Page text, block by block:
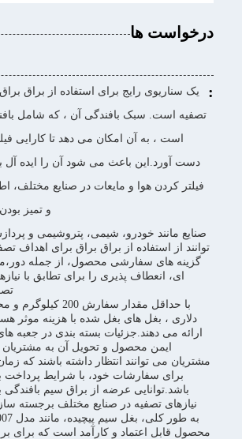
درخواست ها
:
یک سناریوی رایج برای استفاده از براق
تصفیه است. سبک بافندگی آن ، که شامل
دست آورد.این باعث می شود آن را ایده آل
فیلتر کردن هوا و مایعات در صنایع مختلف،
و تمیز
صنایع مانند خودرو، شیمی، پتروشیمی و
توانند از استفاده از براق براق برای اهداف
گزینه های سفارشی محصول، از جمله
ای، انعطاف پذیری را برای تطابق با
دلاری ، بغل های بغل شده با هزینه موثر
ارائه می دهند.جزئیات بسته بندی در جعبه
ایمن محصول و تحویل آن به مشتریان
باشد.توانایی عرضه از براق سیم
نیازهای تصفیه در صنایع مختلف برجسته
محصول قابل اعتماد و کارآمد است که برای